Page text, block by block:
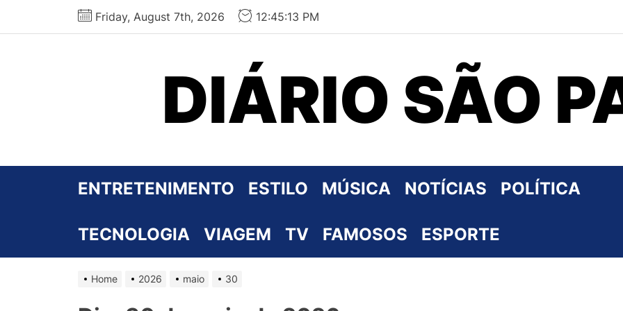
Friday, August 7th, 2026 12:45:14 PM
DIÁRIO SÃO
ENTRETENIMENTO ESTILO MÚSICA NOTÍCIAS POLÍTICA
TECNOLOGIA VIAGEM TV FAMOSOS ESPORTE
Home 2026 maio 30